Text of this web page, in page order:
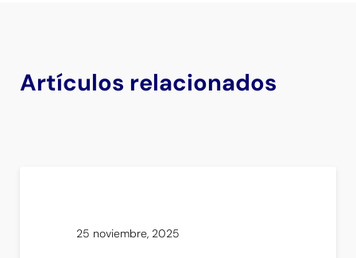
Artículos relacionados
25 noviembre, 2025